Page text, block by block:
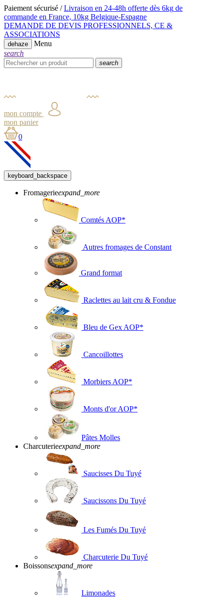
Paiement sécurisé / Livraison en 24-48h offerte dès 6kg de
commande en France, 10kg Belgique-Espagne
DEMANDE DE DEVIS PROFESSIONNELS, CE &
ASSOCIATIONS
dehaze
Menu
search
search
mon compte
mon panier
0
keyboard_backspace
Fromagerieexpand_more
Comtés AOP*
Autres fromages de Constant
Grand format
Raclettes au lait cru & Fondue
Bleu de Gex AOP*
Cancoillottes
Morbiers AOP*
Monts d'or AOP*
Pâtes Molles
Charcuterieexpand_more
Saucisses Du Tuyé
Saucissons Du Tuyé
Les Fumés Du Tuyé
Charcuterie Du Tuyé
Boissonsexpand_more
Limonades